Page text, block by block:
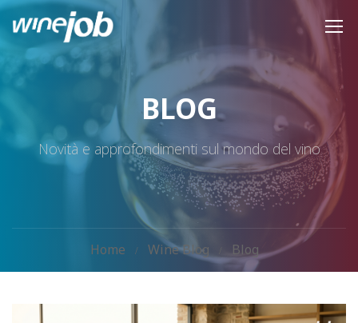
BLOG
Novità e approfondimenti sul mondo del vino
Home Wine Blog Blog